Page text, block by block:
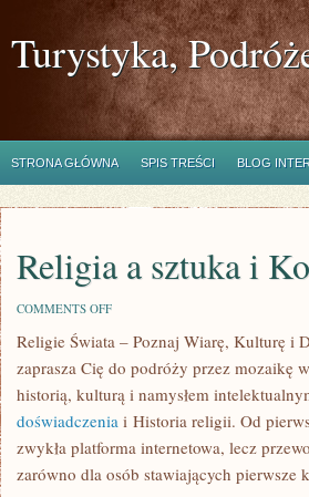
Turystyka,
STRONA GŁÓWNA SPIS TREŚCI BLOG
Religia a sztuka i
COMMENTS OFFON
A
I
KOŚCIÓŁ
Religie Świata – Poznaj Wiarę, Kulturę i
zaprasza Cię do podróży przez mozaikę
historią, kulturą i namysłem
doświadczenia i Historia religii. Od
zwykła platforma internetowa, lecz
zarówno dla osób stawiających pierwsze